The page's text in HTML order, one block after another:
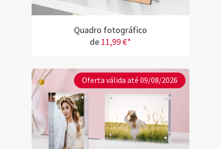
Quadro fotográfico
de 11,99 €*
Oferta válida até 09/08/2026